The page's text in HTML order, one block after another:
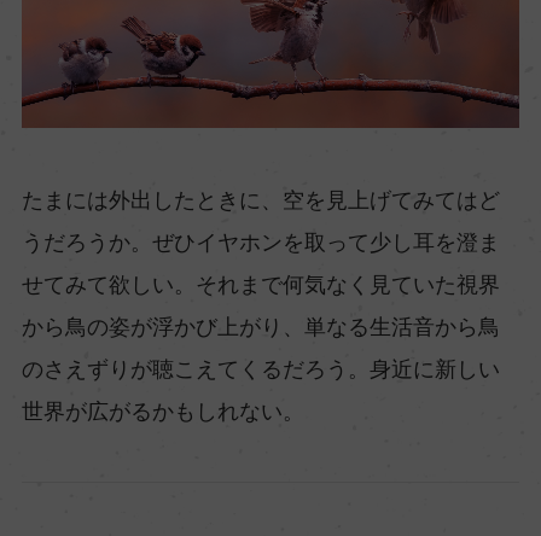
たまには外出したときに、空を見上げてみてはど
うだろうか。ぜひイヤホンを取って少し耳を澄ま
せてみて欲しい。それまで何気なく見ていた視界
から鳥の姿が浮かび上がり、単なる生活音から鳥
のさえずりが聴こえてくるだろう。身近に新しい
世界が広がるかもしれない。